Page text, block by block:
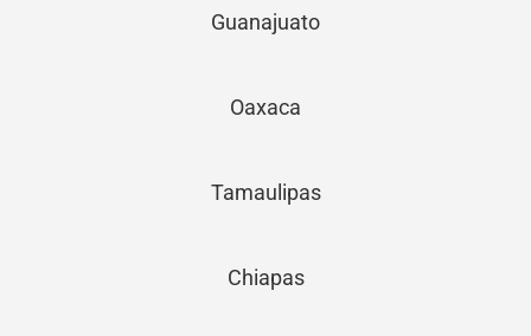
Guanajuato
Oaxaca
Tamaulipas
Chiapas